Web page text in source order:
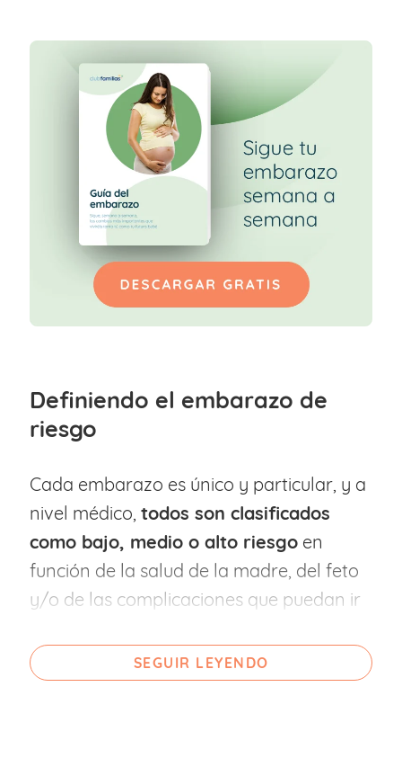
Definiendo el embarazo de
riesgo
Cada embarazo es único y particular, y a
nivel médico, todos son clasificados
como bajo, medio o alto riesgoen
función de la salud de la madre, del feto
y/o de las complicaciones que puedan ir
evolución.
SEGUIR LEYENDO